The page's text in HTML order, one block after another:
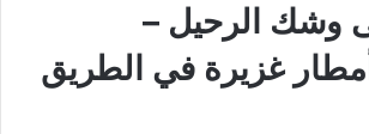
وشك الرحيل –
غزيرة في الطريق